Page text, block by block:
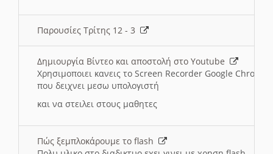
Παρουσίες Τρίτης 12 - 3
Δημιουργία Βίντεο και αποστολή στο Youtube
Χρησιμοποιει κανεις το Screen Recorder Google Chrome
που δειχνει μεσω υπολογιστή
και να στειλει στους μαθητες
Πώς ξεμπλοκάρουμε το flash